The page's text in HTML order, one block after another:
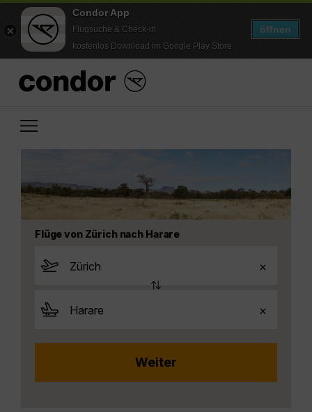
Condor App
Flugsuche & Check-in
kostenlos Download im Google Play Store
öffnen
Flüge von Zürich nach Harare